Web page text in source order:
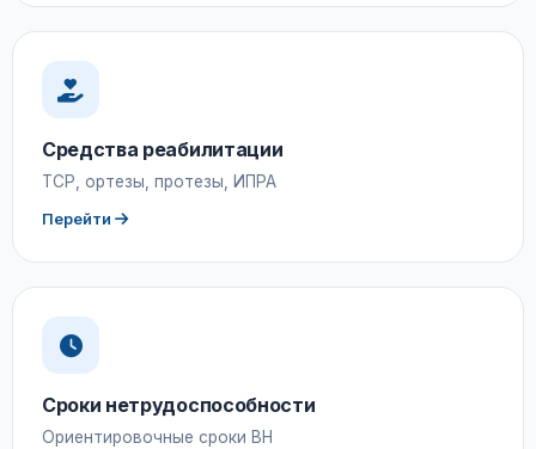
Средства реабилитации
ТСР, ортезы, протезы, ИПРА
Перейти
Сроки нетрудоспособности
Ориентировочные сроки ВН